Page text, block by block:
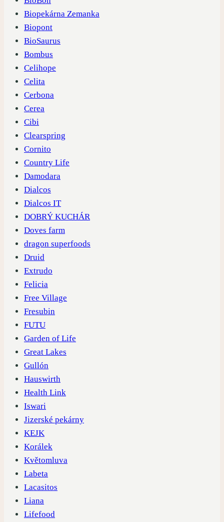
Biopekárna Zemanka
Biopont
BioSaurus
Bombus
Celihope
Celita
Cerbona
Cerea
Cibi
Clearspring
Cornito
Country Life
Damodara
Dialcos
Dialcos IT
DOBRÝ KUCHÁR
Doves farm
dragon superfoods
Druid
Extrudo
Felicia
Free Village
Fresubin
FUTU
Garden of Life
Great Lakes
Gullón
Hauswirth
Health Link
Iswari
Jizerské pekárny
KEJK
Korálek
Květomluva
Labeta
Lacasitos
Liana
Lifefood